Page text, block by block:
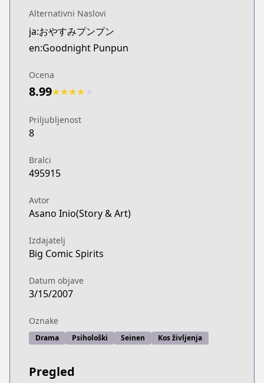
Alternativni Naslovi
ja:おやすみプンプン
en:Goodnight Punpun
Ocena
8.99★★★★
Priljubljenost
8
Bralci
495915
Avtor
Asano Inio(Story & Art)
Izdajatelj
Big Comic Spirits
Datum objave
3/15/2007
Oznake
Drama Psihološki Seinen Kos življenja
Pregled